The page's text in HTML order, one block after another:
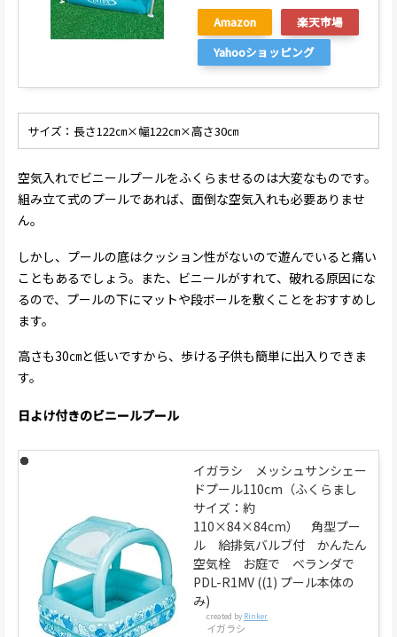
Amazon
楽天市場
Yahooショッピング
サイズ：長さ122㎝×幅122㎝×高さ30㎝
空気入れでビニールプールをふくらませるのは大変なものです。
組み立て式のプールであれば、面倒な空気入れも必要ありませ
ん。
しかし、プールの底はクッション性がないので遊んでいると痛い
こともあるでしょう。また、ビニールがすれて、破れる原因にな
るので、プールの下にマットや段ボールを敷くことをおすすめし
ます。
高さも30㎝と低いですから、歩ける子供も簡単に出入りできま
す。
日よけ付きのビニールプール
イガラシ メッシュサンシェー
ドプール110cm（ふくらまし
サイズ：約
110×84×84cm） 角型プー
ル 給排気バルブ付 かんたん
空気栓 お庭で ベランダで
PDL-R1MV ((1) プール本体の
み)
created by Rinker
イガラシ